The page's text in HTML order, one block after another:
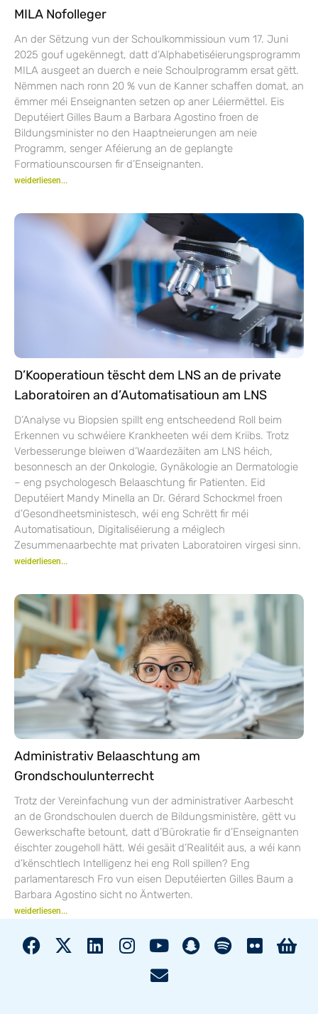
MILA Nofolleger
An der Sëtzung vun der Schoulkommissioun vum 17. Juni
2025 gouf ugekënnegt, datt d’Alphabetiséierungsprogramm
MILA ausgeet an duerch e neie Schoulprogramm ersat gëtt.
Nëmmen nach ronn 20 % vun de Kanner schaffen domat, an
ëmmer méi Enseignanten setzen op aner Léiermëttel. Eis
Deputéiert Gilles Baum a Barbara Agostino froen de
Bildungsminister no den Haaptneierungen am neie
Programm, senger Aféierung an de geplangte
Formatiounscoursen fir d’Enseignanten.
weiderliesen...
D’Kooperatioun tëscht dem LNS an de private
Laboratoiren an d’Automatisatioun am LNS
D’Analyse vu Biopsien spillt eng entscheedend Roll beim
Erkennen vu schwéiere Krankheeten wéi dem Kriibs. Trotz
Verbesserunge bleiwen d’Waardezäiten am LNS héich,
besonnesch an der Onkologie, Gynäkologie an Dermatologie
– eng psychologesch Belaaschtung fir Patienten. Eid
Deputéiert Mandy Minella an Dr. Gérard Schockmel froen
d’Gesondheetsministesch, wéi eng Schrëtt fir méi
Automatisatioun, Digitaliséierung a méiglech
Zesummenaarbechte mat privaten Laboratoiren virgesi sinn.
weiderliesen...
Administrativ Belaaschtung am
Grondschoulunterrecht
Trotz der Vereinfachung vun der administrativer Aarbescht
an de Grondschoulen duerch de Bildungsministère, gëtt vu
Gewerkschafte betount, datt d’Bürokratie fir d’Enseignanten
éischter zougeholl hätt. Wéi gesäit d’Realitéit aus, a wéi kann
d’kënschtlech Intelligenz hei eng Roll spillen? Eng
parlamentaresch Fro vun eisen Deputéierten Gilles Baum a
Barbara Agostino sicht no Äntwerten.
weiderliesen...